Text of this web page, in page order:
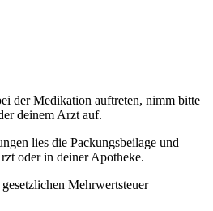
der Medikation auftreten, nimm bitte
deinem Arzt auf.
lies die Packungsbeilage und
oder in deiner Apotheke.
Mehrwertsteuer